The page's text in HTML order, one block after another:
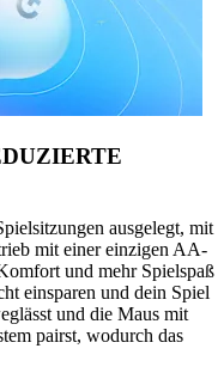
ausgelegt, mit
mit einer einzigen AA-
und mehr Spielspaß
einsparen und dein Spiel
und die Maus mit
pairst, wodurch das